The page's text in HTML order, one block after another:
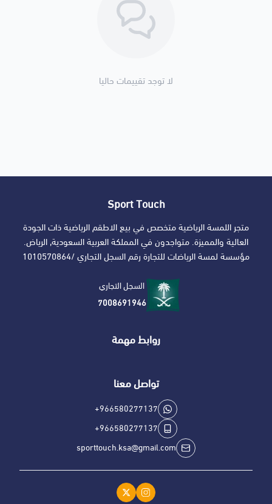
لا توجد تقييمات حاليا
Sport Touch
متجر اللمسة الرياضية متخصص في بيع الاطقم الرياضية ذات الجودة
العالية والمميزة. متواجدون في المملكة العربية السعودية, الرياض.
مؤسسة لمسة الرياضات للتجارة رقم السجل التجاري /1010570864
السجل التجاري
7008691946
روابط مهمة
تواصل معنا
+966580277137
+966580277137
sporttouch.ksa@gmail.com